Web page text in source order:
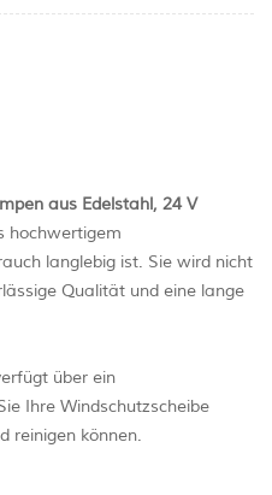
aus Edelstahl, 24 V
hochwertigem
langlebig ist. Sie wird nicht
Qualität und eine lange
über ein
Ihre Windschutzscheibe
reinigen können.